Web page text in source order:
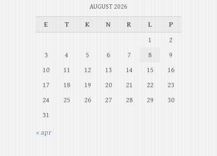
AUGUST 2026
E T K N R L
P
1
2
3
4 5 6 7 8
9
10
11 12 13 14 15
16
17
18 19 20 21 22
23
24
25 26 27 28 29
30
31
« apr